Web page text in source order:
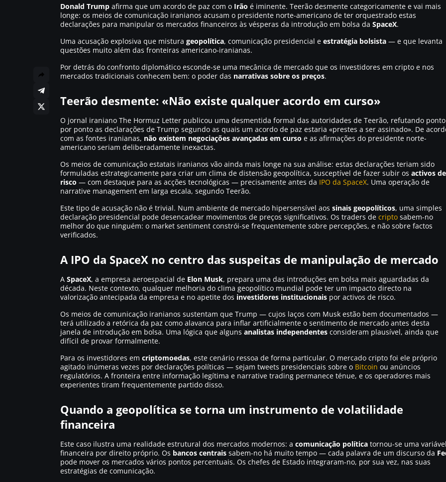
Donald Trump afirma que um acordo de paz com o Irão é iminente. Teerão desmente categoricamente e vai mais
longe: os meios de comunicação iranianos acusam o presidente norte-americano de ter orquestrado estas
declarações para manipular os mercados financeiros às vésperas da introdução em bolsa da SpaceX.
Uma acusação explosiva que mistura geopolítica, comunicação presidencial e estratégia bolsista — e que levanta
questões muito além das fronteiras americano-iranianas.
Por detrás do confronto diplomático esconde-se uma mecânica de mercado que os investidores em cripto e nos
mercados tradicionais conhecem bem: o poder das narrativas sobre os preços.
Teerão desmente: «Não existe qualquer acordo em curso»
O jornal iraniano The Hormuz Letter publicou uma desmentida formal das autoridades de Teerão, refutando ponto
por ponto as declarações de Trump segundo as quais um acordo de paz estaria «prestes a ser assinado». De
com as fontes iranianas, não existem negociações avançadas em curso e as afirmações do presidente norte-
americano seriam deliberadamente inexactas.
Os meios de comunicação estatais iranianos vão ainda mais longe na sua análise: estas declarações teriam sido
formuladas estrategicamente para criar um clima de distensão geopolítica, susceptível de fazer subir os activos de
risco — com destaque para as acções tecnológicas — precisamente antes da IPO da SpaceX. Uma operação de
narrative management em larga escala, segundo Teerão.
Este tipo de acusação não é trivial. Num ambiente de mercado hipersensível aos sinais geopolíticos, uma simples
declaração presidencial pode desencadear movimentos de preços significativos. Os traders de cripto sabem-no
melhor do que ninguém: o market sentiment constrói-se frequentemente sobre percepções, e não sobre factos
verificados.
A IPO da SpaceX no centro das suspeitas de manipulação de mercado
A SpaceX, a empresa aeroespacial de Elon Musk, prepara uma das introduções em bolsa mais aguardadas da
década. Neste contexto, qualquer melhoria do clima geopolítico mundial pode ter um impacto directo na
valorização antecipada da empresa e no apetite dos investidores institucionais por activos de risco.
Os meios de comunicação iranianos sustentam que Trump — cujos laços com Musk estão bem documentados —
terá utilizado a retórica da paz como alavanca para inflar artificialmente o sentimento de mercado antes desta
janela de introdução em bolsa. Uma lógica que alguns analistas independentes consideram plausível, ainda que
difícil de provar formalmente.
Para os investidores em criptomoedas, este cenário ressoa de forma particular. O mercado cripto foi ele próprio
agitado inúmeras vezes por declarações políticas — sejam tweets presidenciais sobre o Bitcoin ou anúncios
regulatórios. A fronteira entre informação legítima e narrative trading permanece ténue, e os operadores mais
experientes tiram frequentemente partido disso.
Quando a geopolítica se torna um instrumento de volatilidade
financeira
Este caso ilustra uma realidade estrutural dos mercados modernos: a comunicação política tornou-se uma variável
financeira por direito próprio. Os bancos centrais sabem-no há muito tempo — cada palavra de um discurso da
pode mover os mercados vários pontos percentuais. Os chefes de Estado integraram-no, por sua vez, nas suas
estratégias de comunicação.